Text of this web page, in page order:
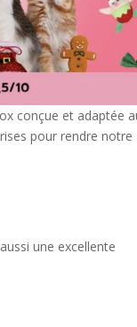
conçue et adaptée
pour rendre notre
une excellente